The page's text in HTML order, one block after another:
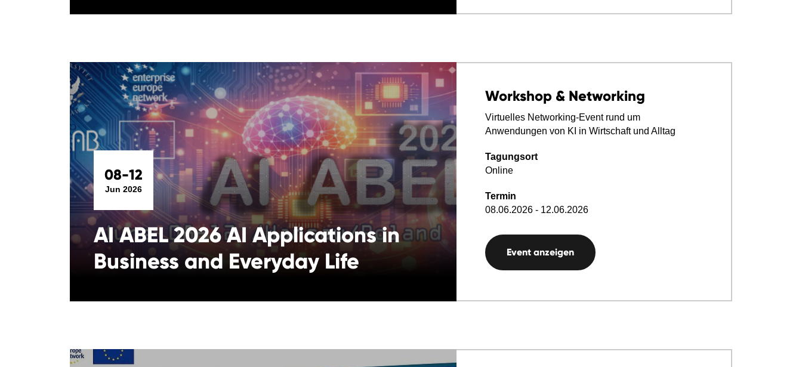
08-12
Jun 2026
AI ABEL 2026 AI Applications in
Business and Everyday Life
Workshop & Networking
Virtuelles Networking‑Event rund um
Anwendungen von KI in Wirtschaft und Alltag
Tagungsort
Online
Termin
08.06.2026 - 12.06.2026
Event anzeigen